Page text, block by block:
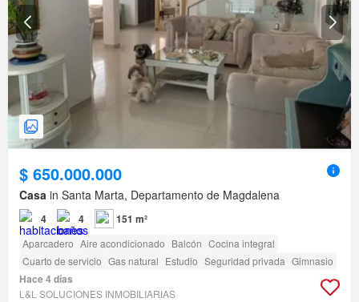
$ 650.000.000
Casa in Santa Marta, Departamento de Magdalena
4 4 151 m²
Aparcadero Aire acondicionado Balcón Cocina integral
Cuarto de servicio Gas natural Estudio Seguridad privada Gimnasio
Hace 4 días
L&L SOLUCIONES INMOBILIARIAS